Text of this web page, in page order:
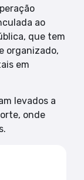
ao
que tem
organizado,
em
levados a
onde